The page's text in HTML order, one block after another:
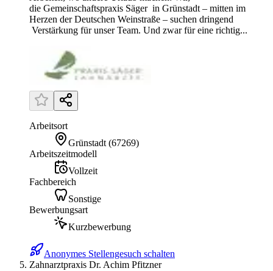
die Gemeinschaftspraxis Säger in Grünstadt – mitten im
Herzen der Deutschen Weinstraße – suchen dringend
Verstärkung für unser Team. Und zwar für eine richtig...
Arbeitsort
Grünstadt (67269)
Arbeitszeitmodell
Vollzeit
Fachbereich
Sonstige
Bewerbungsart
Kurzbewerbung
Anonymes Stellengesuch schalten
Zahnarztpraxis Dr. Achim Pfitzner